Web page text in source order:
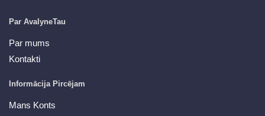
Par AvalyneTau
Par mums
Kontakti
Informācija Pircējam
Mans Konts